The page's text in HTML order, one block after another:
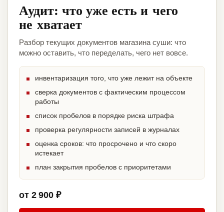
Аудит: что уже есть и чего
не хватает
Разбор текущих документов магазина суши: что
можно оставить, что переделать, чего нет вовсе.
инвентаризация того, что уже лежит на объекте
сверка документов с фактическим процессом
работы
список пробелов в порядке риска штрафа
проверка регулярности записей в журналах
оценка сроков: что просрочено и что скоро
истекает
план закрытия пробелов с приоритетами
от 2 900 ₽